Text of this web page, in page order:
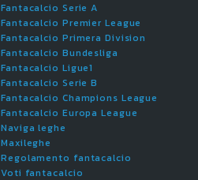
Fantacalcio Serie A
Fantacalcio Premier League
Fantacalcio Primera Division
Fantacalcio Bundesliga
Fantacalcio Ligue1
Fantacalcio Serie B
Fantacalcio Champions League
Fantacalcio Europa League
Naviga leghe
Maxileghe
Regolamento fantacalcio
Voti fantacalcio